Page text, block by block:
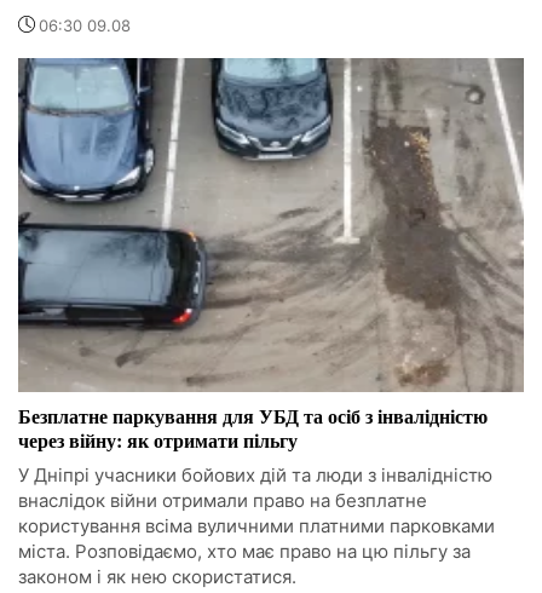
06:30 09.08
Безплатне паркування для УБД та осіб з інвалідністю
через війну: як отримати пільгу
У Дніпрі учасники бойових дій та люди з інвалідністю
внаслідок війни отримали право на безплатне
користування всіма вуличними платними парковками
міста. Розповідаємо, хто має право на цю пільгу за
законом і як нею скористатися.